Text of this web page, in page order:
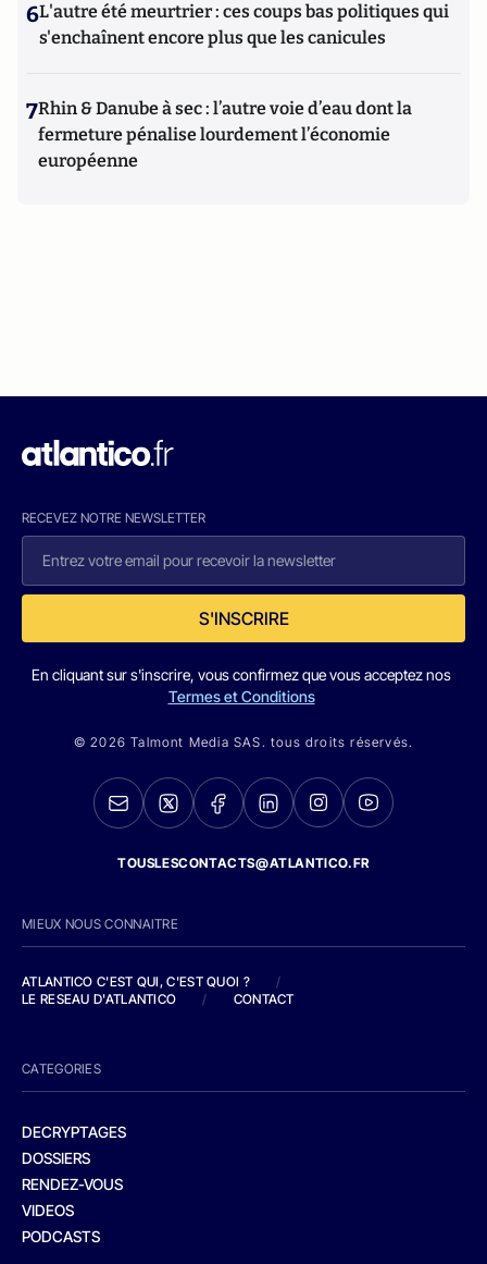
6L'autre été meurtrier : ces coups bas politiques qui
s'enchaînent encore plus que les canicules
7Rhin & Danube à sec : l’autre voie d’eau dont la
fermeture pénalise lourdement l’économie
européenne
RECEVEZ NOTRE NEWSLETTER
S'INSCRIRE
En cliquant sur s'inscrire, vous confirmez que vous acceptez nos
Termes et Conditions
© 2026 Talmont Media SAS. tous droits réservés.
TOUSLESCONTACTS@ATLANTICO.FR
MIEUX NOUS CONNAITRE
ATLANTICO C'EST QUI, C'EST QUOI ?
/
LE RESEAU D'ATLANTICO
/ CONTACT
CATEGORIES
DECRYPTAGES
DOSSIERS
RENDEZ-VOUS
VIDEOS
PODCASTS